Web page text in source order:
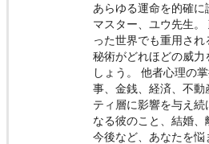
あらゆる運命を的確に
マスター、ユウ先生
った世界でも重用さ
秘術がどれほどの威
しょう。 他者心理の
事、金銭、経済、不
ティ層に影響を与え
なる彼のこと、結婚
今後など、あなたを悩